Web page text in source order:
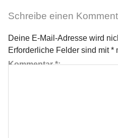
Schreibe einen
Deine E-Mail-Adresse wird
Erforderliche Felder sind mit*
Kommentar*